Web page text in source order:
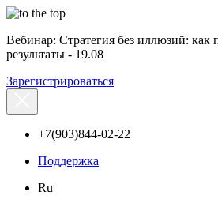
Вебинар: Стратегия без иллюзий: как
результаты - 19.08
Зарегистрироваться
+7(903)844-02-22
Поддержка
Ru